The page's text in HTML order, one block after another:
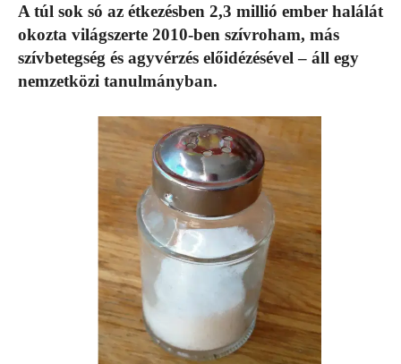
A túl sok só az étkezésben 2,3 millió ember halálát
okozta világszerte 2010-ben szívroham, más
szívbetegség és agyvérzés előidézésével – áll egy
nemzetközi tanulmányban.